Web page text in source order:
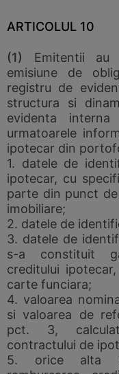
ARTICOLUL 10
(1) Emitentii au
emisiune de
registru de
structura si
evidenta
urmatoarele
ipotecar din
1. datele de
ipotecar, cu
parte din punct
imobiliare;
2. datele de
3. datele de
s-a constituit
creditului
carte funciara;
4. valoarea
si valoarea de
pct. 3,
contractului de
5. orice alta